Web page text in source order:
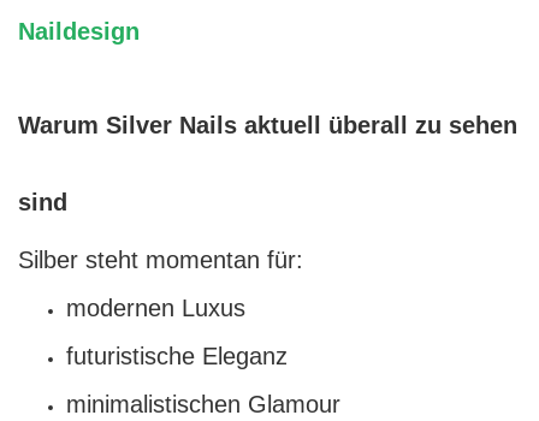
Naildesign
Warum Silver Nails aktuell überall zu sehen
sind
Silber steht momentan für:
modernen Luxus
futuristische Eleganz
minimalistischen Glamour